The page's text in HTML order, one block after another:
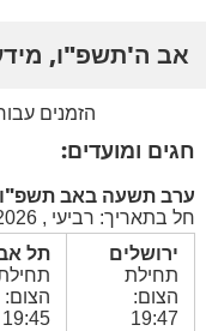
אב ה'תשפ"ו,
הזמנים
חגים ומועדים:
ערב תשעה באב תשפ"ו
חל בתאריך: רביעי , 22/07/2026, ח' באב ה'תשפ"ו
ירושלים
תחילת
הצום:
19:47
תל
הצום:
19:45